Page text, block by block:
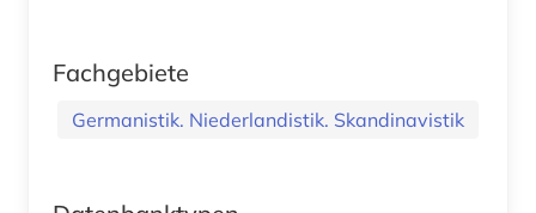
Fachgebiete
Germanistik. Niederlandistik. Skandinavistik